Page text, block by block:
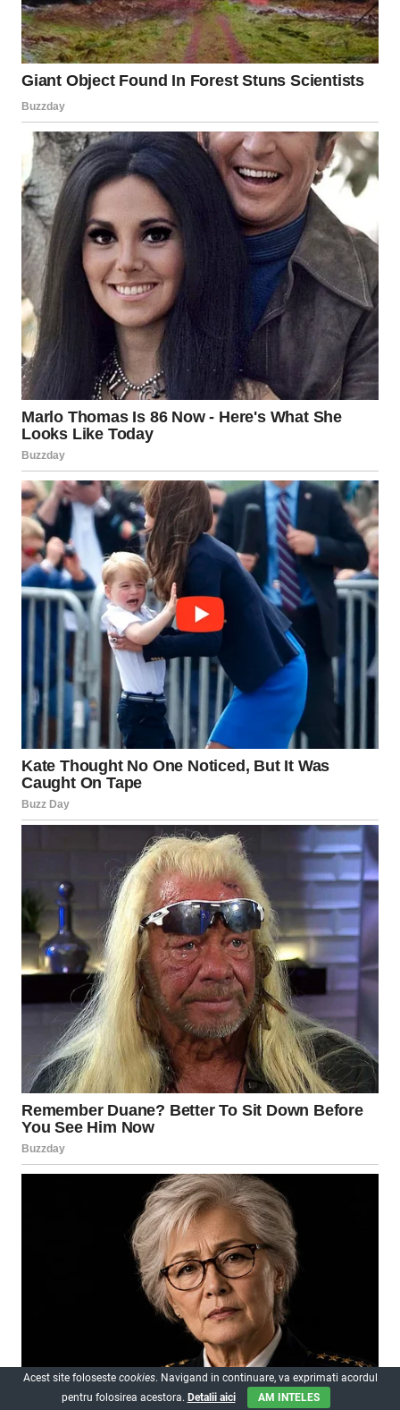
Acest site foloseste cookies. Navigand in continuare, va exprimati acordul
pentru folosirea acestora. Detalii aici AM INTELES